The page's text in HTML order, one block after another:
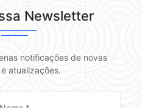
Newsletter
notificações de novas
atualizações.